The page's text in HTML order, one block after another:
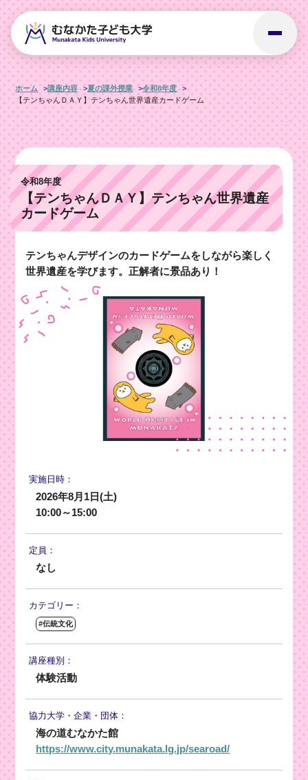
ホーム 講座内容 夏の課外授業
令和8年度
【テンちゃんＤＡＹ】テンちゃん世界遺産カードゲーム
令和8年度
【テンちゃんＤＡＹ】テンちゃん世界遺産
カードゲーム
テンちゃんデザインのカードゲームをしながら楽しく
世界遺産を学びます。正解者に景品あり！
実施日時：
2026年8月1日(土)
10:00～15:00
定員：
なし
カテゴリー：
#伝統文化
講座種別：
体験活動
協力大学・企業・団体：
海の道むなかた館
https://www.city.munakata.lg.jp/searoad/